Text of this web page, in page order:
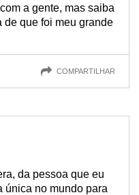
a gente, mas saiba
de que foi meu grande
COMPARTILHAR
da pessoa que eu
única no mundo para